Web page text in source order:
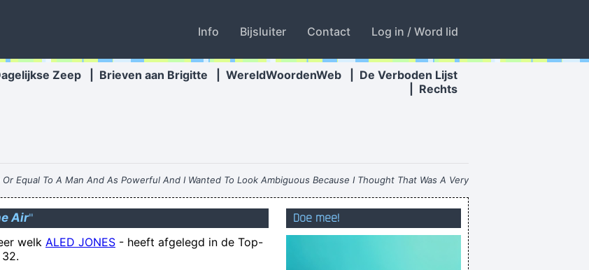
Info Bijsluiter Contact Log in / Word lid
Zeep Brieven aan Brigitte WereldWoordenWeb
De Verboden Lijst
Rechts
Equal To A Man And As Powerful And I Wanted To Look Ambiguous Because I Thought That Was A Very
Media And It Certainly Did Cause Quite A Few Ripples And Interest And Shock Waves~ Annie Lennox
I'm so hungover I wish I was dead
waar is Patrick?
de voetballer met de ingewikkeldste en meest foutief geschreven naam OOIT in de Belziesche
Air"
welk ALED JONES - heeft afgelegd in de Top-
Doe mee!